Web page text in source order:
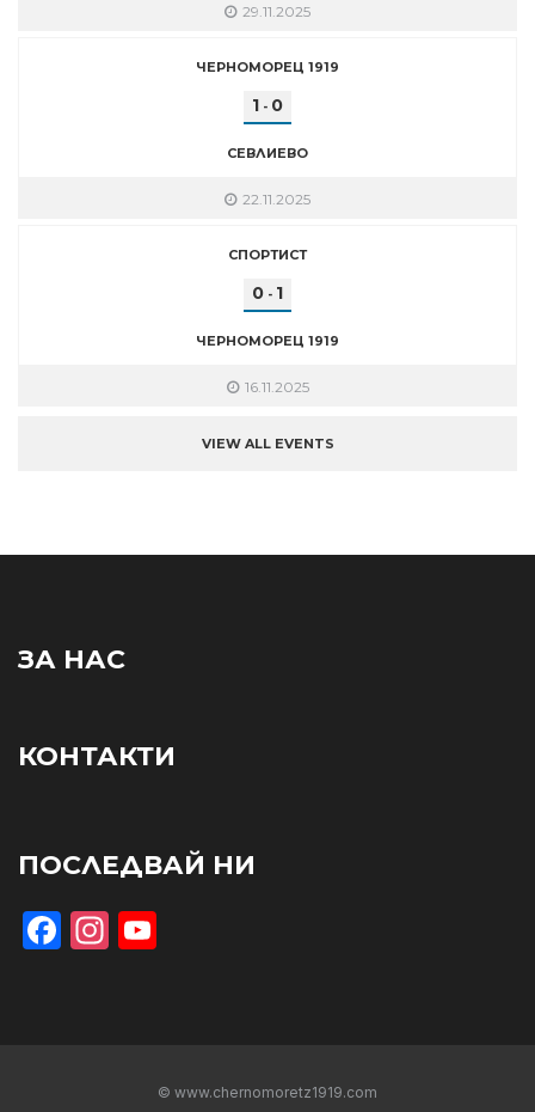
29.11.2025
ЧЕРНОМОРЕЦ 1919
1 - 0
СЕВЛИЕВО
22.11.2025
СПОРТИСТ
0 - 1
ЧЕРНОМОРЕЦ 1919
16.11.2025
VIEW ALL EVENTS
ЗА НАС
КОНТАКТИ
ПОСЛЕДВАЙ НИ
Facebook
Instagram
© www.chernomoretz1919.com